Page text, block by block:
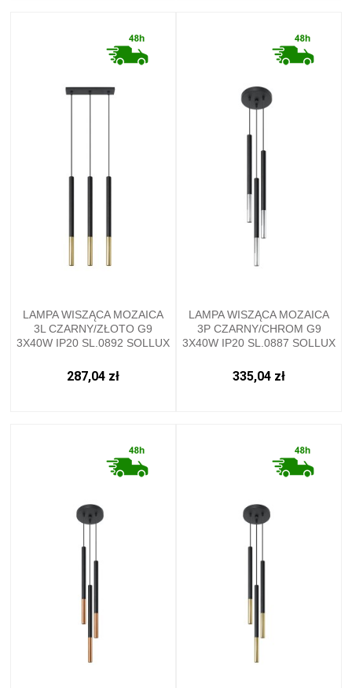
LAMPA WISZĄCA MOZAICA
3L CZARNY/ZŁOTO G9
3X40W IP20 SL.0892 SOLLUX
287,04 zł
LAMPA WISZĄCA MOZAICA
3P CZARNY/CHROM G9
3X40W IP20 SL.0887 SOLLUX
335,04 zł